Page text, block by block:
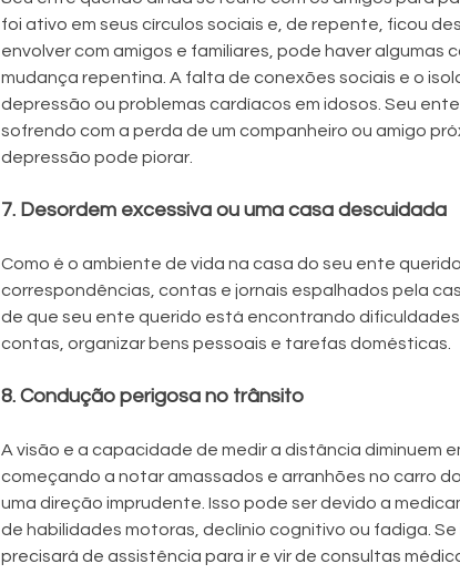
foi ativo em seus círculos sociais e, de repente, ficou
envolver com amigos e familiares, pode haver algumas
mudança repentina. A falta de conexões sociais e o
depressão ou problemas cardíacos em idosos. Seu
sofrendo com a perda de um companheiro ou amigo
depressão pode piorar.
7. Desordem excessiva ou uma casa descuidada
Como é o ambiente de vida na casa do seu ente
correspondências, contas e jornais espalhados pela
de que seu ente querido está encontrando
contas, organizar bens pessoais e tarefas domésticas.
8. Condução perigosa no trânsito
A visão e a capacidade de medir a distância diminuem
começando a notar amassados ​​e arranhões no carro
uma direção imprudente. Isso pode ser devido a
de habilidades motoras, declínio cognitivo ou fadiga.
precisará de assistência para ir e vir de consultas